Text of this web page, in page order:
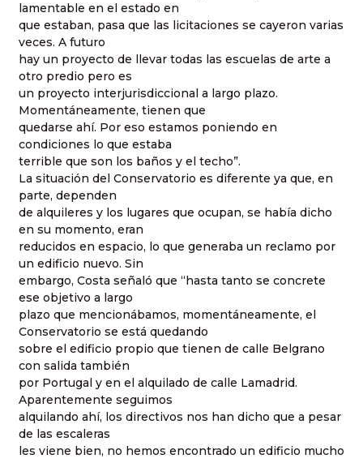
lamentable en el estado en
que estaban, pasa que las licitaciones se cayeron varias
veces. A futuro
hay un proyecto de llevar todas las escuelas de arte a
otro predio pero es
un proyecto interjurisdiccional a largo plazo.
Momentáneamente, tienen que
quedarse ahí. Por eso estamos poniendo en
condiciones lo que estaba
terrible que son los baños y el techo”.
La situación del Conservatorio es diferente ya que, en
parte, dependen
de alquileres y los lugares que ocupan, se había dicho
en su momento, eran
reducidos en espacio, lo que generaba un reclamo por
un edificio nuevo. Sin
embargo, Costa señaló que “hasta tanto se concrete
ese objetivo a largo
plazo que mencionábamos, momentáneamente, el
Conservatorio se está quedando
sobre el edificio propio que tienen de calle Belgrano
con salida también
por Portugal y en el alquilado de calle Lamadrid.
Aparentemente seguimos
alquilando ahí, los directivos nos han dicho que a pesar
de las escaleras
les viene bien, no hemos encontrado un edificio mucho